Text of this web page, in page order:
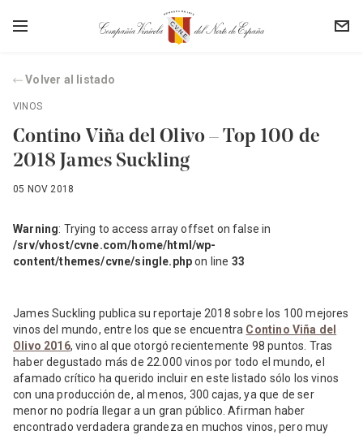
Volver al listado
VINOS
Contino Viña del Olivo – Top 100 de
2018 James Suckling
05 NOV 2018
Warning: Trying to access array offset on false in
/srv/vhost/cvne.com/home/html/wp-
content/themes/cvne/single.phpon line 33
James Suckling publica su reportaje 2018 sobre los 100 mejores
vinos del mundo, entre los que se encuentra Contino Viña del
Olivo 2016, vino al que otorgó recientemente 98 puntos. Tras
haber degustado más de 22.000 vinos por todo el mundo, el
afamado crítico ha querido incluir en este listado sólo los vinos
con una producción de, al menos, 300 cajas, ya que de ser
menor no podría llegar a un gran público. Afirman haber
encontrado verdadera grandeza en muchos vinos, pero muy